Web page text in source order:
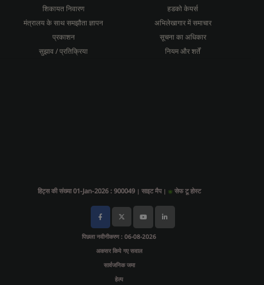
शिकायत निवारण
हडको केयर्स
मंत्रालय के साथ समझौता ज्ञापन
अभिलेखागार में समाचार
प्रकाशन
सूचना का अधिकार
सुझाव / प्रतिक्रिया
नियम और शर्तें
हिट्स की संख्या 01-Jan-2026 : 900049 | साइट मैप | सेफ टू होस्ट
पिछला नवीनीकरण : 06-08-2026
अकसर किये गए सवाल
सार्वजनिक जमा
हेल्प